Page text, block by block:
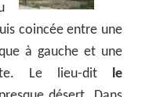
coincée entre une
à gauche et une
Le lieu-dit le